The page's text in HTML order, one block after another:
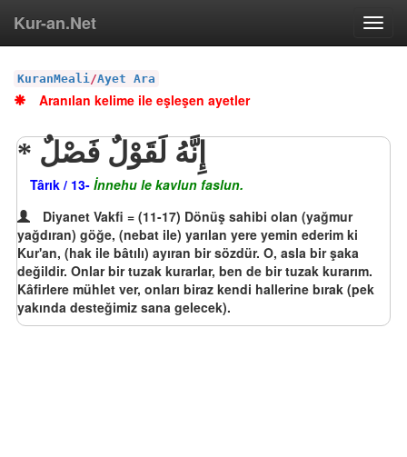
Kur-an.Net
KuranMeali/Ayet Ara
Aranılan kelime ile eşleşen ayetler
إِنَّهُ لَقَوْلٌ فَصْلٌ
Târık / 13- İnnehu le kavlun faslun.
Diyanet Vakfi = (11-17) Dönüş sahibi olan (yağmur
yağdıran) göğe, (nebat ile) yarılan yere yemin ederim ki
Kur'an, (hak ile bâtılı) ayıran bir sözdür. O, asla bir şaka
değildir. Onlar bir tuzak kurarlar, ben de bir tuzak kurarım.
Kâfirlere mühlet ver, onları biraz kendi hallerine bırak (pek
yakında desteğimiz sana gelecek).